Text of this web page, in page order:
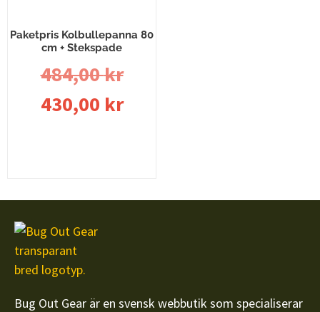
Paketpris Kolbullepanna 80
cm + Stekspade
484,00kr
430,00 kr
Bug Out Gear är en svensk webbutik som specialiserar